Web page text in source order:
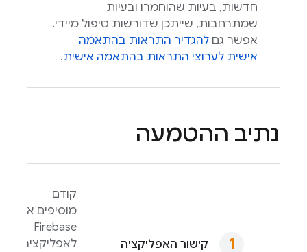
חדשות, בעיות שהוחמרו ובעיות
שמתרחבות, שייתכן שדורשות טיפול מיידי.
אפשר גם להגדיר התראות בהתאמה
אישית לערוצי התראות בהתאמה אישית.
נתיב ההטמעה
קישור האפליקציה
קודם
מוסיפים את
Firebase
לאפליקציה